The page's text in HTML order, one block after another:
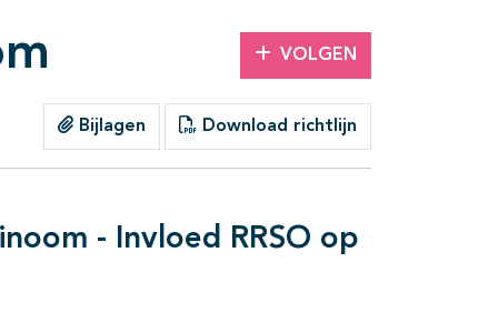
VOLGEN
Bijlagen Download richtlijn
- Invloed RRSO op